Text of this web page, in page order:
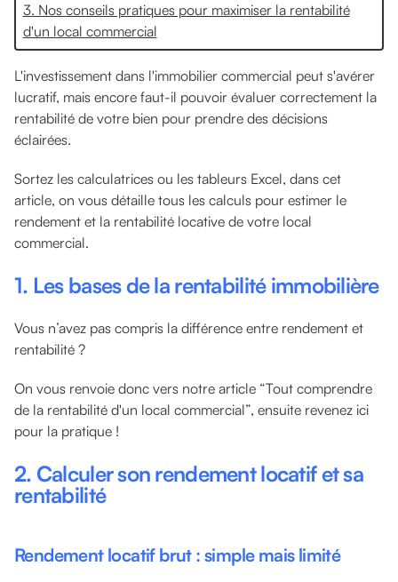
3. Nos conseils pratiques pour maximiser la rentabilité
d'un local commercial
L'investissement dans l'immobilier commercial peut s'avérer
lucratif, mais encore faut-il pouvoir évaluer correctement la
rentabilité de votre bien pour prendre des décisions
éclairées.
Sortez les calculatrices ou les tableurs Excel, dans cet
article, on vous détaille tous les calculs pour estimer le
rendement et la rentabilité locative de votre local
commercial.
1. Les bases de la rentabilité immobilière
Vous n’avez pas compris la différence entre rendement et
rentabilité ?
On vous renvoie donc vers notre article “Tout comprendre
de la rentabilité d'un local commercial”, ensuite revenez ici
pour la pratique !
2. Calculer son rendement locatif et sa
rentabilité
Rendement locatif brut : simple mais limité